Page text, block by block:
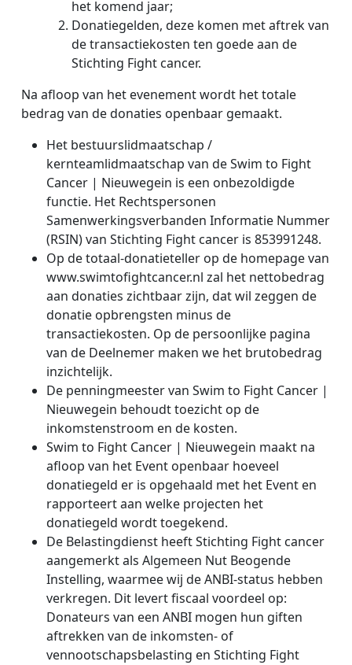
het komend jaar;
Donatiegelden, deze komen met aftrek van
de transactiekosten ten goede aan de
Stichting Fight cancer.
Na afloop van het evenement wordt het totale
bedrag van de donaties openbaar gemaakt.
Het bestuurslidmaatschap /
kernteamlidmaatschap van de Swim to Fight
Cancer | Nieuwegein is een onbezoldigde
functie. Het Rechtspersonen
Samenwerkingsverbanden Informatie Nummer
(RSIN) van Stichting Fight cancer is 853991248.
Op de totaal-donatieteller op de homepage van
www.swimtofightcancer.nl zal het nettobedrag
aan donaties zichtbaar zijn, dat wil zeggen de
donatie opbrengsten minus de
transactiekosten. Op de persoonlijke pagina
van de Deelnemer maken we het brutobedrag
inzichtelijk.
De penningmeester van Swim to Fight Cancer |
Nieuwegein behoudt toezicht op de
inkomstenstroom en de kosten.
Swim to Fight Cancer | Nieuwegein maakt na
afloop van het Event openbaar hoeveel
donatiegeld er is opgehaald met het Event en
rapporteert aan welke projecten het
donatiegeld wordt toegekend.
De Belastingdienst heeft Stichting Fight cancer
aangemerkt als Algemeen Nut Beogende
Instelling, waarmee wij de ANBI-status hebben
verkregen. Dit levert fiscaal voordeel op:
Donateurs van een ANBI mogen hun giften
aftrekken van de inkomsten- of
vennootschapsbelasting en Stichting Fight